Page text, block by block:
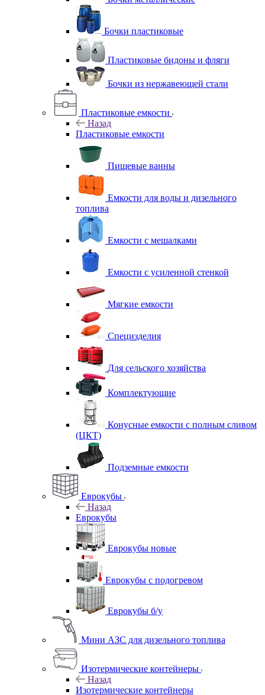
Бочки пластиковые
Пластиковые бидоны и фляги
Бочки из нержавеющей стали
Пластиковые емкости
Назад
Пластиковые емкости
Пищевые ванны
Емкости для воды и дизельного
топлива
Емкости с мешалками
Емкости с усиленной стенкой
Мягкие емкости
Специзделия
Для сельского хозяйства
Комплектующие
Конусные емкости с полным сливом
(ЦКТ)
Подземные емкости
Еврокубы
Назад
Еврокубы
Еврокубы новые
Еврокубы с подогревом
Еврокубы б/у
Мини АЗС для дизельного топлива
Изотермические контейнеры
Назад
Изотермические контейнеры